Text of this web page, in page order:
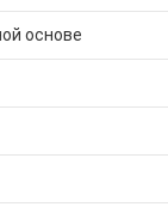
основе